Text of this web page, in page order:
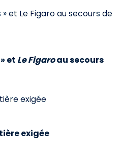
et Le Figaroau secours
exigée